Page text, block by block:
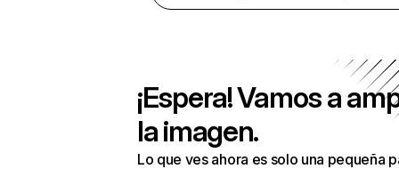
¡Espera! Vamos a
la imagen.
Lo que ves ahora es solo una pequeña